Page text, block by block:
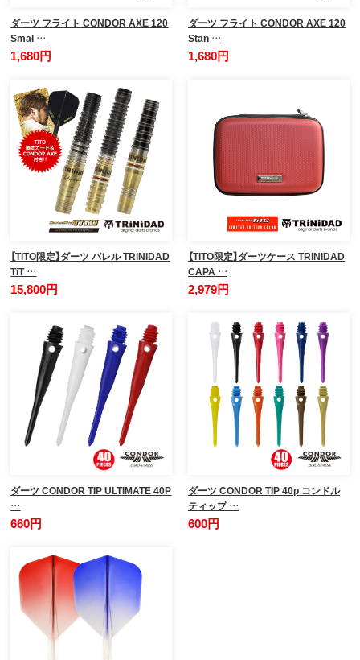
ダーツ フライト CONDOR AXE 120
Smal …
1,680円
ダーツ フライト CONDOR AXE 120
Stan …
1,680円
【TiTO限定】ダーツ バレル TRiNiDAD
TiT …
15,800円
【TiTO限定】ダーツケース TRiNiDAD
CAPA …
2,979円
ダーツ CONDOR TIP ULTIMATE 40P
…
660円
ダーツ CONDOR TIP 40p コンドル
ティップ …
600円